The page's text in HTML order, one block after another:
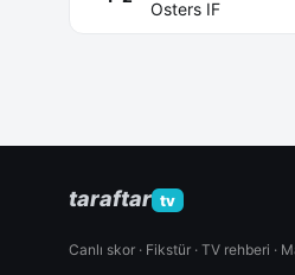
Osters IF
taraftar tv
Canlı skor · Fikstür · TV rehberi ·